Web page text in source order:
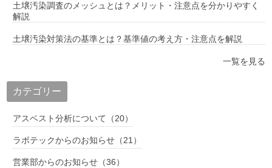
土壌汚染調査のメッシュとは？メリット・注意点を分かりやすく
解説
土壌汚染対策法の基準とは？基準値の考え方・注意点を解説
一覧を見る
カテゴリー
アスベスト分析について（20）
ラボテックからのお知らせ（21）
営業部からのお知らせ（36）